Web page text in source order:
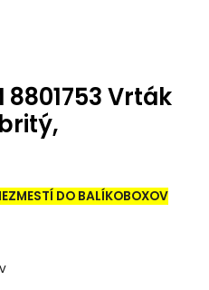
8801753 Vrták
DO BALÍKOBOXOV